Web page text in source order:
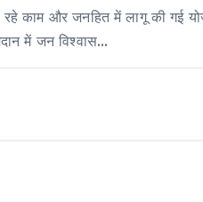
काम और जनहित में लागू की गई
में जन विश्वास…